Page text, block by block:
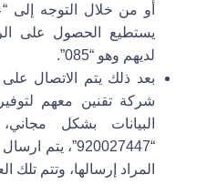
أو من خلال التوجه إلى
يستطيع الحصول على
لديهم وهو “085”.
بعد ذلك يتم الاتصال
شركة تقنين معهم
البيانات بشكل
“920027447”،
المراد إرسالها، وتتم تلك